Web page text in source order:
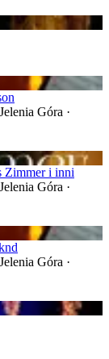
Góra ·
Zimmer i inni
Góra ·
Góra ·